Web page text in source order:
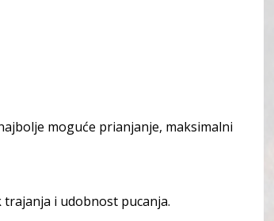
moguće prianjanje, maksimalni
i udobnost pucanja.